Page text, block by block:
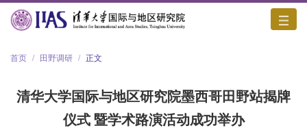
首页 / 田野调研 / 正文
清华大学国际与地区研究院墨西哥田野站揭牌
仪式 暨学术路演活动成功举办